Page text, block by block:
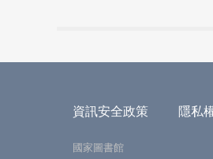
資訊安全政策 隱私
國家圖書館